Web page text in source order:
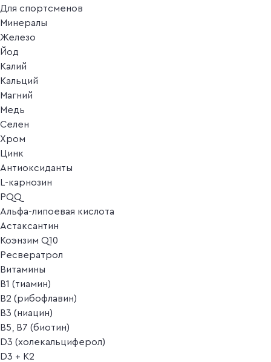
Для спортсменов
Минералы
Железо
Йод
Калий
Кальций
Магний
Медь
Селен
Хром
Цинк
Антиоксиданты
L-карнозин
PQQ
Альфа-липоевая кислота
Астаксантин
Коэнзим Q10
Ресвератрол
Витамины
B1 (тиамин)
B2 (рибофлавин)
B3 (ниацин)
B5, B7 (биотин)
D3 (холекальциферол)
D3 + K2